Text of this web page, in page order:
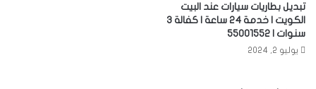
تبديل بطاريات سيارات عند البيت
الكويت | خدمة 24 ساعة | كفالة 3
سنوات | 55001552
يوليو 2, 2024